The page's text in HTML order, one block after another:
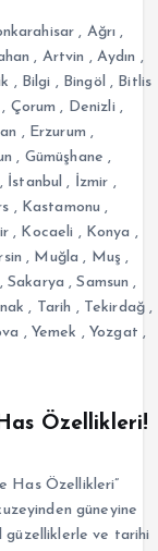
, Ağrı ,
, Artvin , Aydın ,
, Bilgi , Bingöl , Bitlis
, Çorum , Denizli ,
, Erzurum ,
, Gümüşhane ,
, İstanbul , İzmir ,
, Kastamonu ,
, Kocaeli , Konya ,
, Muğla , Muş ,
,Sakarya ,Samsun ,
, Tarih , Tekirdağ ,
, Yemek ,Yozgat ,
Özellikleri!
Has Özellikleri”
güneyine
güzelliklerle ve tarihi